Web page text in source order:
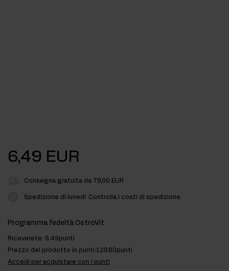
6,49 EUR
Consegna gratuita da 79,00 EUR
Spedizione di lunedi Controlla i costi di spedizione
Programma fedeltà OstroVit
Riceverete: 6.49punti
Prezzo del prodotto in punti:129.80punti
Accedi per acquistare con i punti